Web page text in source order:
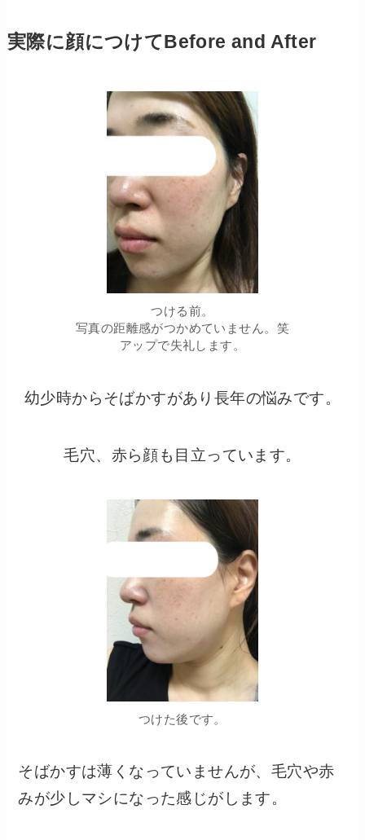
実際に顔につけてBefore and After
つける前。
写真の距離感がつかめていません。笑
アップで失礼します。
幼少時からそばかすがあり長年の悩みです。
毛穴、赤ら顔も目立っています。
つけた後です。
そばかすは薄くなっていませんが、毛穴や赤
みが少しマシになった感じがします。